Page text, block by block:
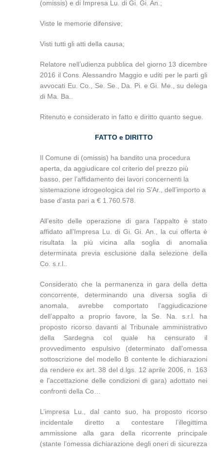
(omissis) e di Impresa Lu. di Gi. Gi. An.;
Viste le memorie difensive;
Visti tutti gli atti della causa;
Relatore nell’udienza pubblica del giorno 13 dicembre
2016 il Cons. Alessandro Maggio e uditi per le parti gli
avvocati Eu. Co., Se. Se., Da. Pi. e Gi. Me., su delega
di Ma. Ba..
Ritenuto e considerato in fatto e diritto quanto segue.
FATTO e DIRITTO
Il Comune di (omissis) ha bandito una procedura
aperta, da aggiudicare col criterio del prezzo più
basso, per l’affidamento dei lavori concernenti la
sistemazione idrogeologica del rio S’Ar., dell’importo a
base d’asta pari a € 1.760.578.
All’esito delle operazione di gara l’appalto è stato
affidato all’Impresa Lu. di Gi. Gi. An., la cui offerta è
risultata la più vicina alla soglia di anomalia
determinata previa esclusione dalla selezione della
Co. s.r.l..
Considerato che la permanenza in gara della detta
concorrente, determinando una diversa soglia di
anomala, avrebbe comportato l’aggiudicazione
dell’appalto a proprio favore, la Se. Na. s.r.l. ha
proposto ricorso davanti al Tribunale amministrativo
della Sardegna col quale ha censurato il
provvedimento espulsivo (determinato dall’omessa
sottoscrizione del modello B contente le dichiarazioni
da rendere ex art. 38 del d.lgs. 12 aprile 2006, n. 163
e l’accettazione delle condizioni di gara) adottato nei
confronti della Co…
L’impresa Lu., dal canto suo, ha proposto ricorso
incidentale diretto a contestare l’illegittima
ammissione alla gara della ricorrente principale
(stante l’omessa dichiarazione degli oneri di sicurezza